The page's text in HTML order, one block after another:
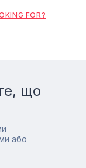
FOR?
що
або